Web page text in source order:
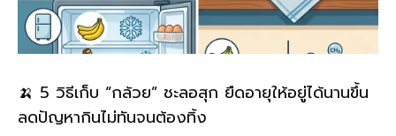
🍌 5 วิธีเก็บ “กล้วย” ชะลอสุก ยืดอายุให้อยู่ได้นานขึ้น
ลดปัญหากินไม่ทันจนต้องทิ้ง